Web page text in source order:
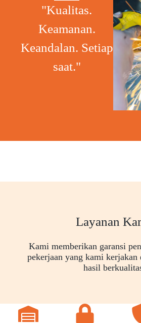
"Kualitas.
Keamanan.
Keandalan. Setiap
saat."
Layanan
Kami memberikan garansi
pekerjaan yang kami kerjakan
hasil